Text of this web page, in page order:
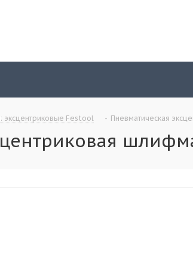
Festool - Пневматическая